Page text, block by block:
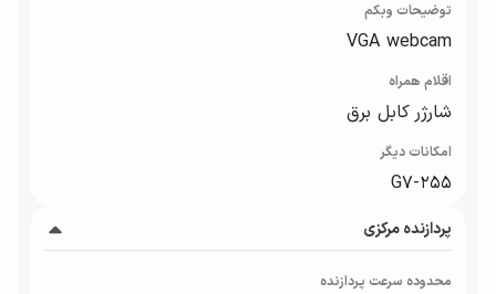
توضیحات وبکم
VGA webcam
اقلام همراه
شارژر کابل برق
امکانات دیگر
۲۵۵-G۷
پردازنده مرکزی
محدوده سرعت پردازنده